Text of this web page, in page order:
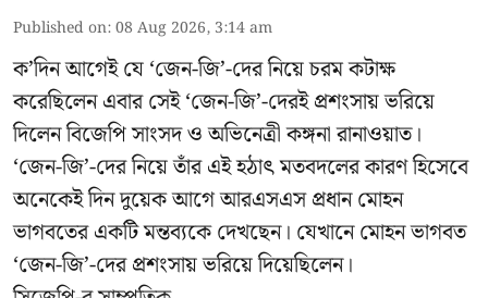
Published on:08 Aug 2026, 3:14 am
ক’দিন আগেই যে ‘জেন-জি’-দের নিয়ে চরম কটাক্ষ
করেছিলেন এবার সেই ‘জেন-জি’-দেরই প্রশংসায় ভরিয়ে
দিলেন বিজেপি সাংসদ ও অভিনেত্রী কঙ্গনা রানাওয়াত।
‘জেন-জি’-দের নিয়ে তাঁর এই হঠাৎ মতবদলের কারণ হিসেবে
অনেকেই দিন দুয়েক আগে আরএসএস প্রধান মোহন
ভাগবতের একটি মন্তব্যকে দেখছেন। যেখানে মোহন ভাগবত
‘জেন-জি’-দের প্রশংসায় ভরিয়ে দিয়েছিলেন।